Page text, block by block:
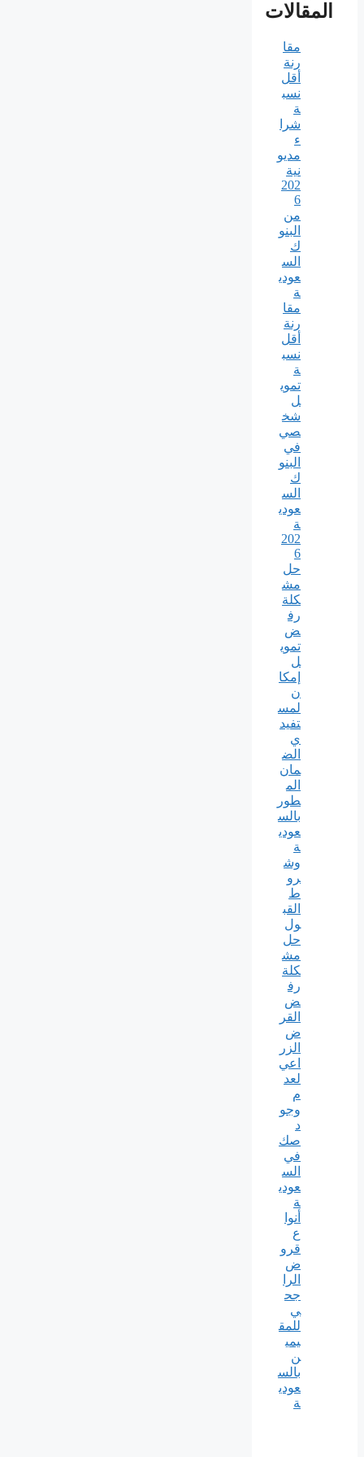
المقالات
مقا
رنة
أقل
نسب
ة
شرا
ء
مديو
نية
202
6
من
البنو
ك
الس
عودي
ة
مقا
رنة
أقل
نسب
ة
تموي
ل
شخ
صي
في
البنو
ك
الس
عودي
ة
202
6
حل
مش
كلة
رف
ض
تموي
ل
إمكا
ن
لمس
تفيد
ي
الض
مان
الم
طور
بالس
عودي
ة
وش
رو
ط
القب
ول
حل
مش
كلة
رف
ض
القر
ض
الزر
اعي
لعد
م
وجو
د
صك
في
الس
عودي
ة
أنوا
ع
قرو
ض
الرا
جح
ي
للمق
يمي
ن
بالس
عودي
ة